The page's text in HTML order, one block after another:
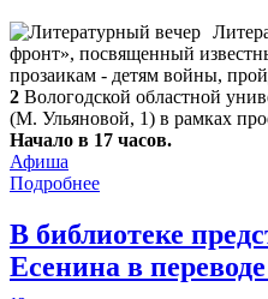
фронт», посвященный
прозаикам - детям войны,
2 Вологодской областной
(М. Ульяновой, 1) в рамках
Начало в 17 часов.
Афиша
Подробнее
В библиотеке
Есенина в